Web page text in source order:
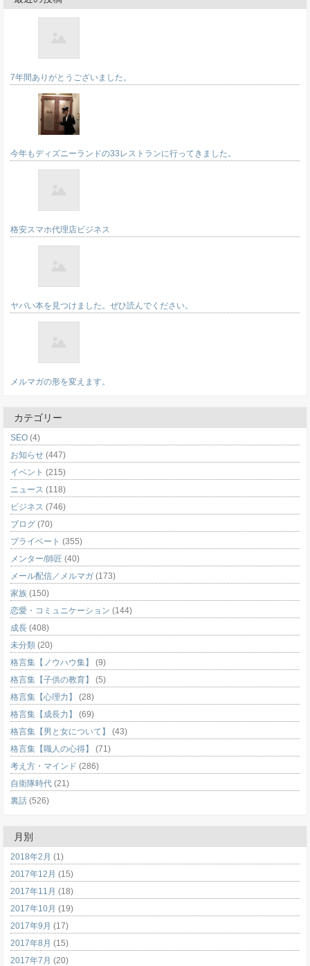
7年間ありがとうございました。
今年もディズニーランドの33レストランに行ってきました。
格安スマホ代理店ビジネス
ヤバい本を見つけました。ぜひ読んでください。
メルマガの形を変えます。
カテゴリー
SEO (4)
お知らせ (447)
イベント (215)
ニュース (118)
ビジネス (746)
ブログ (70)
プライベート (355)
メンター/師匠 (40)
メール配信／メルマガ (173)
家族 (150)
恋愛・コミュニケーション (144)
成長 (408)
未分類 (20)
格言集【ノウハウ集】
(9)
格言集【子供の教育】
(5)
格言集【心理力】
(28)
格言集【成長力】
(69)
格言集【男と女について】
(43)
格言集【職人の心得】
(71)
考え方・マインド (286)
自衛隊時代 (21)
裏話 (526)
月別
2018年2月 (1)
2017年12月 (15)
2017年11月 (18)
2017年10月 (19)
2017年9月 (17)
2017年8月 (15)
2017年7月 (20)